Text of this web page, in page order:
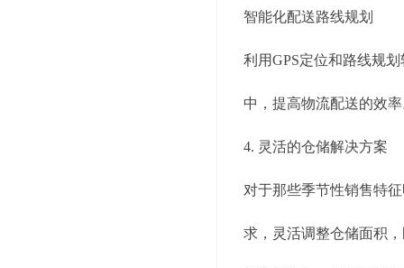
智能化配送路线规划
利用GPS定位和路线规
中，提高物流配送的效
4. 灵活的仓储解决方案
对于那些季节性销售特
求，灵活调整仓储面积